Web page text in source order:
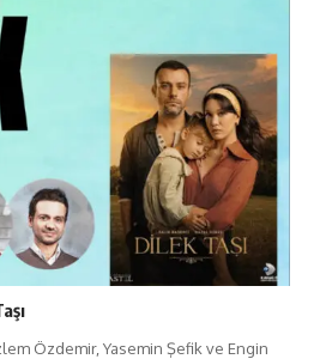
Özdemir, Yasemin Şefik ve Engin